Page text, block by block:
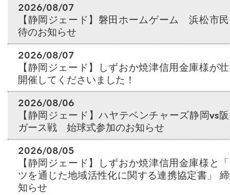
2026/08/07
【静岡ジェード】磐田ホームゲーム 浜松市
待のお知らせ
2026/08/07
【静岡ジェード】しずおか焼津信用金庫様が
開催してくださいました！
2026/08/06
【静岡ジェード】ハヤテベンチャーズ静岡vs
ガース戦 始球式参加のお知らせ
2026/08/05
【静岡ジェード】しずおか焼津信用金庫様と
ツを通じた地域活性化に関する連携協定書」
知らせ